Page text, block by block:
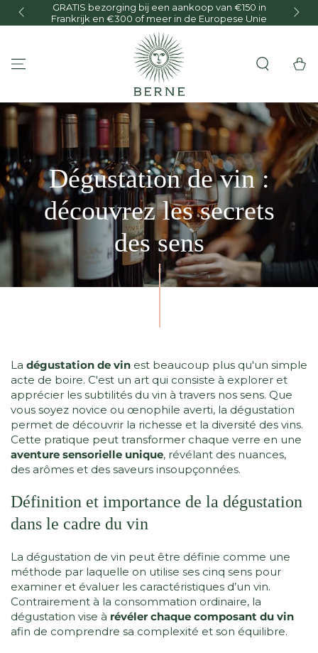
GA NAAR INHOUD
GRATIS bezorging bij een aankoop van €150 in
Frankrijk en €300 of meer in de Europese Unie
Dégustation de vin :
découvrez les secrets
des sens
La dégustation de vin est beaucoup plus qu'un simple
acte de boire. C'est un art qui consiste à explorer et
apprécier les subtilités du vin à travers nos sens. Que
vous soyez novice ou œnophile averti, la dégustation
permet de découvrir la richesse et la diversité des vins.
Cette pratique peut transformer chaque verre en une
aventure sensorielle unique, révélant des nuances,
des arômes et des saveurs insoupçonnées.
Définition et importance de la dégustation
dans le cadre du vin
La dégustation de vin peut être définie comme une
méthode par laquelle on utilise ses cinq sens pour
examiner et évaluer les caractéristiques d’un vin.
Contrairement à la consommation ordinaire, la
dégustation vise à révéler chaque composant du vin
afin de comprendre sa complexité et son équilibre.